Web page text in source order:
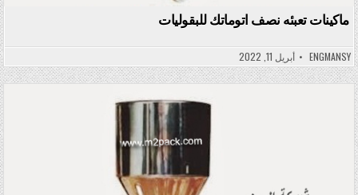
ماكينات تعبئه نصف اتوماتك للبقوليات
ENGMANSY أبريل 11, 2022